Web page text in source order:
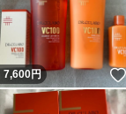
7,600円